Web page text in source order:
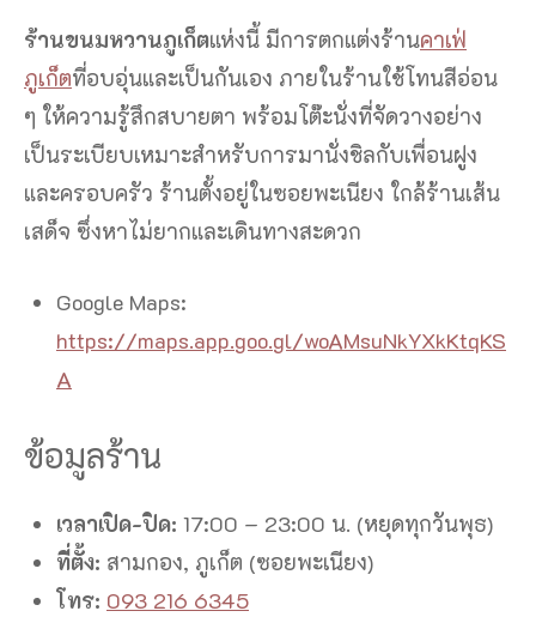
ร้านขนมหวานภูเก็ตแห่งนี้ มีการตกแต่งร้านคาเฟ่
ภูเก็ตที่อบอุ่นและเป็นกันเอง ภายในร้านใช้โทนสีอ่อน
ๆ ให้ความรู้สึกสบายตา พร้อมโต๊ะนั่งที่จัดวางอย่าง
เป็นระเบียบเหมาะสำหรับการมานั่งชิลกับเพื่อนฝูง
และครอบครัว ร้านตั้งอยู่ในซอยพะเนียง ใกล้ร้านเส้น
เสด็จ ซึ่งหาไม่ยากและเดินทางสะดวก
Google Maps:
https://maps.app.goo.gl/woAMsuNkYXkKtqKS
A
ข้อมูลร้าน
เวลาเปิด-ปิด: 17:00 – 23:00 น. (หยุดทุกวันพุธ)
ที่ตั้ง: สามกอง, ภูเก็ต (ซอยพะเนียง)
โทร: 093 216 6345